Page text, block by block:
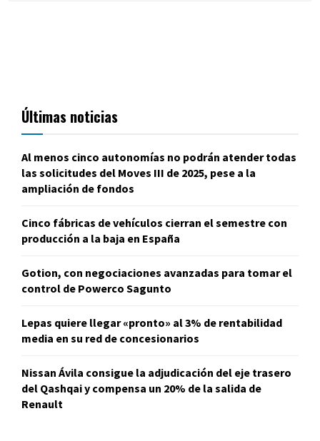
Últimas noticias
Al menos cinco autonomías no podrán atender todas
las solicitudes del Moves III de 2025, pese a la
ampliación de fondos
Cinco fábricas de vehículos cierran el semestre con
producción a la baja en España
Gotion, con negociaciones avanzadas para tomar el
control de Powerco Sagunto
Lepas quiere llegar «pronto» al 3% de rentabilidad
media en su red de concesionarios
Nissan Ávila consigue la adjudicación del eje trasero
del Qashqai y compensa un 20% de la salida de
Renault